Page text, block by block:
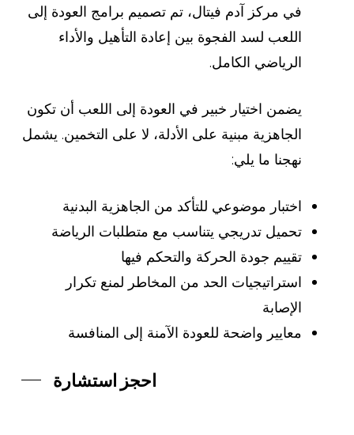
في مركز آدم فيتال، تم تصميم برامج العودة إلى
اللعب لسد الفجوة بين إعادة التأهيل والأداء
الرياضي الكامل.
يضمن اختيار خبير في العودة إلى اللعب أن تكون
الجاهزية مبنية على الأدلة، لا على التخمين. يشمل
نهجنا ما يلي:
اختبار موضوعي للتأكد من الجاهزية البدنية
تحميل تدريجي يتناسب مع متطلبات الرياضة
تقييم جودة الحركة والتحكم فيها
استراتيجيات الحد من المخاطر لمنع تكرار
الإصابة
معايير واضحة للعودة الآمنة إلى المنافسة
احجز استشارة